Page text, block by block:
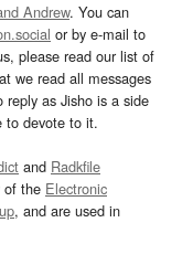
Andrew. You can
or by e-mail to
please read our list of
we read all messages
as Jisho is a side
to devote to it.
and Radkfile
of the Electronic
, and are used in